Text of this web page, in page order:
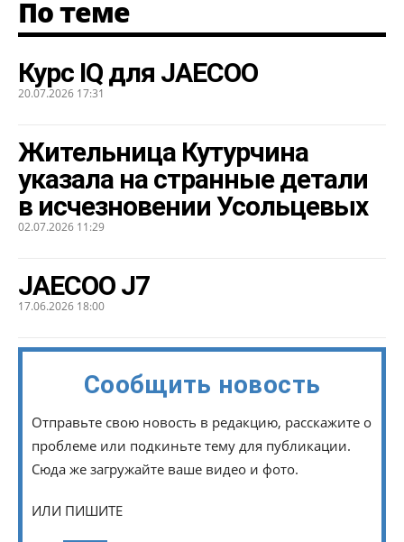
По теме
Курс IQ для JAECOO
20.07.2026 17:31
Жительница Кутурчина
указала на странные детали
в исчезновении Усольцевых
02.07.2026 11:29
JAECOO J7
17.06.2026 18:00
Сообщить новость
Отправьте свою новость в редакцию, расскажите о
проблеме или подкиньте тему для публикации.
Сюда же загружайте ваше видео и фото.
ИЛИ ПИШИТЕ